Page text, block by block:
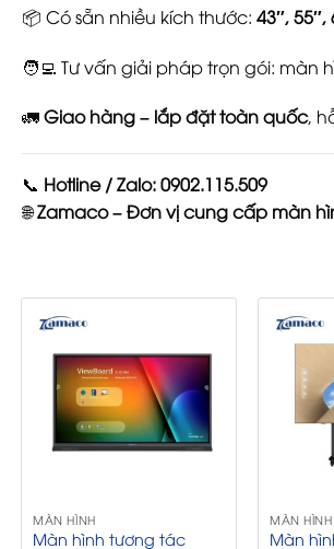
📦 Có sẵn nhiều kích thước: 43″, 55″,
🧑‍💻 Tư vấn giải pháp trọn gói: màn
🚛Giao hàng – lắp đặt toàn quốc,
📞 Hotline / Zalo: 0902.115.509
🌐Zamaco – Đơn vị cung cấp màn
MÀN HÌNH
Màn hình tương tác
MÀN HÌNH
Màn